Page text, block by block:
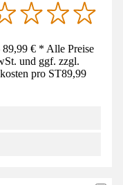
€ * Alle Preise
und ggf. zzgl.
pro ST89,99